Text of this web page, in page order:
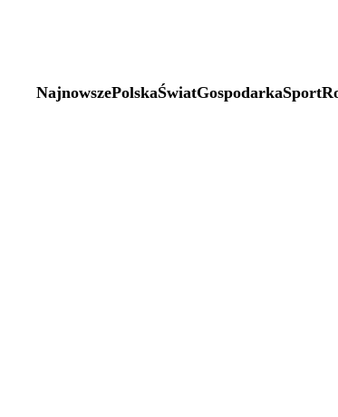
NajnowszePolskaŚwiatGospodarkaSport